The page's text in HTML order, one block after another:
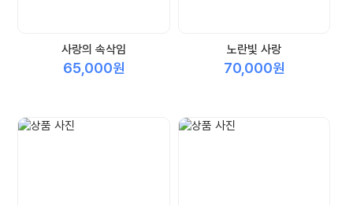
사랑의 속삭임
65,000원
노란빛 사랑
70,000원